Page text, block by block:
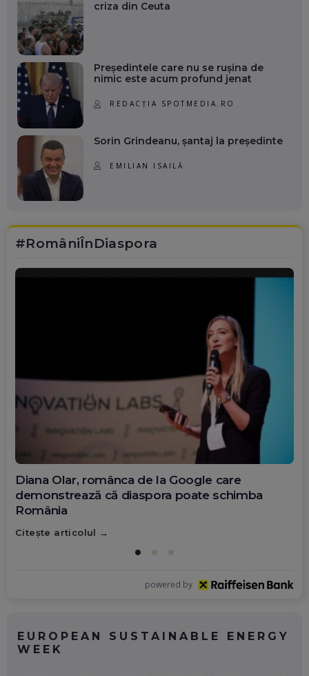
criza din Ceuta
Președintele care nu se rușina de
nimic este acum profund jenat
REDACȚIA SPOTMEDIA.RO
Sorin Grindeanu, șantaj la președinte
EMILIAN ISAILĂ
#RomâniÎnDiaspora
Diana Olar, românca de la Google care
demonstrează că diaspora poate schimba
România
Citește articolul
powered by
EUROPEAN SUSTAINABLE ENERGY
WEEK